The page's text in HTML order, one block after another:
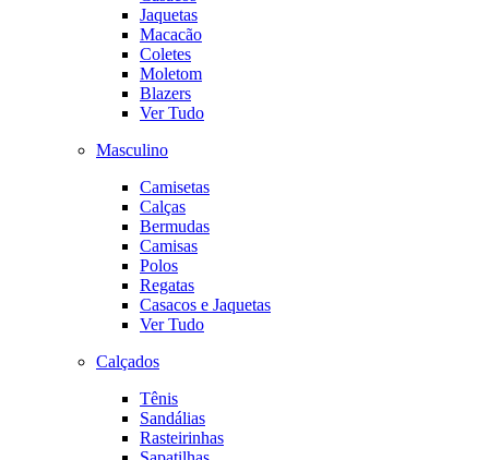
Jaquetas
Macacão
Coletes
Moletom
Blazers
Ver Tudo
Masculino
Camisetas
Calças
Bermudas
Camisas
Polos
Regatas
Casacos e Jaquetas
Ver Tudo
Calçados
Tênis
Sandálias
Rasteirinhas